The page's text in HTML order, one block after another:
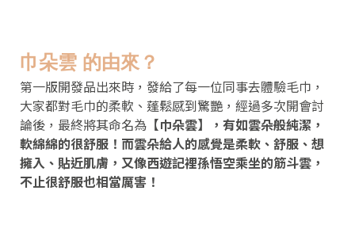
巾朵雲 的由來？
第一版開發品出來時，發給了每一位同事去體驗毛巾，
大家都對毛巾的柔軟、蓬鬆感到驚艷，經過多次開會討
論後，最終將其命名為 【巾朵雲】，有如雲朵般純潔，
軟綿綿的很舒服 ！ 而雲朵給人的感覺是柔軟、舒服、想
擁入、貼近肌膚，又像西遊記裡孫悟空乘坐的筋斗雲，
不止很舒服也相當厲害！